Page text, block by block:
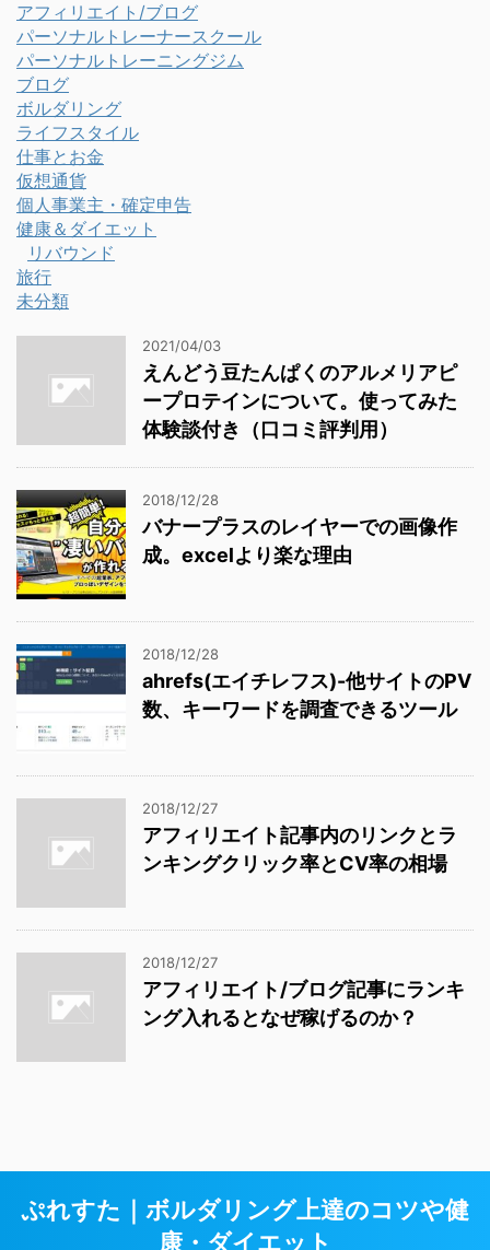
アフィリエイト/ブログ
パーソナルトレーナースクール
パーソナルトレーニングジム
ブログ
ボルダリング
ライフスタイル
仕事とお金
仮想通貨
個人事業主・確定申告
健康＆ダイエット
リバウンド
旅行
未分類
2021/04/03
えんどう豆たんぱくのアルメリアピ
ープロテインについて。使ってみた
体験談付き（口コミ評判用）
2018/12/28
バナープラスのレイヤーでの画像作
成。excelより楽な理由
2018/12/28
ahrefs(エイチレフス)-他サイトのPV
数、キーワードを調査できるツール
2018/12/27
アフィリエイト記事内のリンクとラ
ンキングクリック率とCV率の相場
2018/12/27
アフィリエイト/ブログ記事にランキ
ング入れるとなぜ稼げるのか？
ぷれすた｜ボルダリング上達のコツや健
康・ダイエット